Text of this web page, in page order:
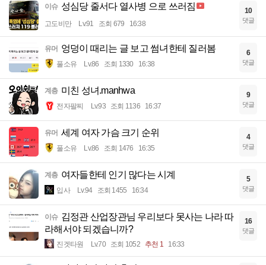
이슈 성심당 줄서다 열사병 으로 쓰러짐
고도비만 Lv.91 조회 679 16:38
10
댓글
유머 엉덩이 때리는 글 보고 썸녀한테 질러봄
풀소유 Lv.86 조회 1330 16:38
6
댓글
계층 미친 성녀.manhwa
전자팔찌 Lv.93 조회 1136 16:37
9
댓글
유머 세계 여자 가슴 크기 순위
풀소유 Lv.86 조회 1476 16:35
4
댓글
계층 여자들한테 인기 많다는 시계
입사 Lv.94 조회 1455 16:34
5
댓글
이슈 김정관 산업장관님 우리보다 못사는 나라 따
라해서야 되겠습니까?
진겟타원 Lv.70 조회 1052 추천 1 16:33
16
댓글